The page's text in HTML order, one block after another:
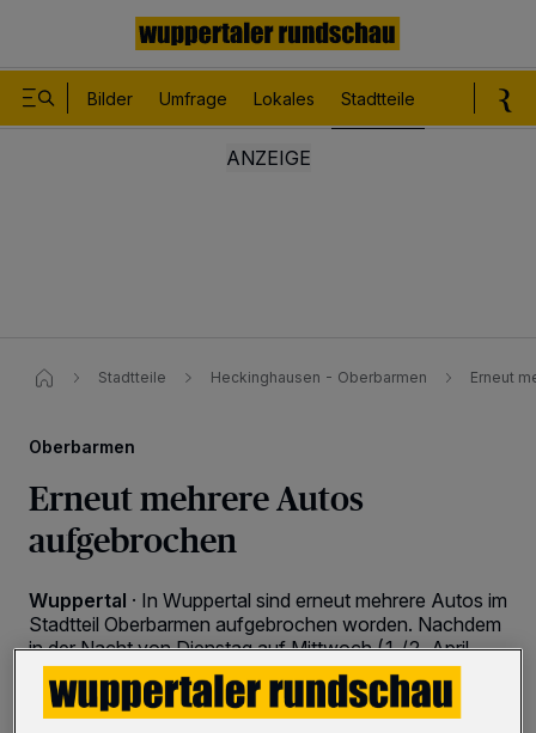
Bilder Umfrage Lokales Stadtteile
Stadtteile Heckinghausen - Oberbarmen Erneut
Oberbarmen
Erneut mehrere Autos
aufgebrochen
Wuppertal · In Wuppertal sind erneut mehrere Autos im
Stadtteil Oberbarmen aufgebrochen worden. Nachdem
in der Nacht von Dienstag auf Mittwoch (1./2. April
2025) der Bereich Schwarzbach betroffen war, war
von Donnerstag auf Freitag (3./4. April) nun die nicht
weit entfernte Eintrachtstraße der Ort des Geschehens.